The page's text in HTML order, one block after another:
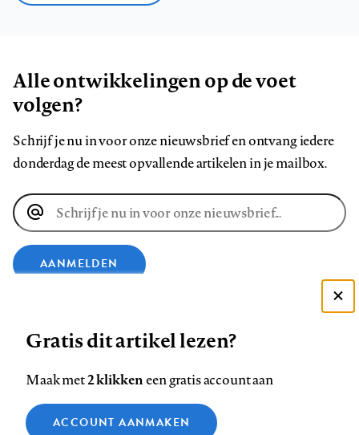
Alle ontwikkelingen op de voet
volgen?
Schrijf je nu in voor onze nieuwsbrief en ontvang iedere
donderdag de meest opvallende artikelen in je mailbox.
E-
mailadres
AANMELDEN
op
op
op
ons
op
Contact Colofon Disclaimer Privacy
Zie onze cookie policy
Gratis dit artikel lezen?
Maak met2 klikkeneen gratis account aan
ACCOUNT AANMAKEN